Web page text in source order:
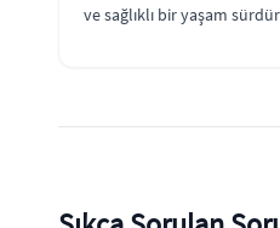
ve sağlıklı bir yaşam